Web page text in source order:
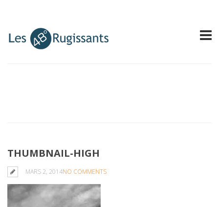
THUMBNAIL-HIGH
MARS 2, 2014NO COMMENTS